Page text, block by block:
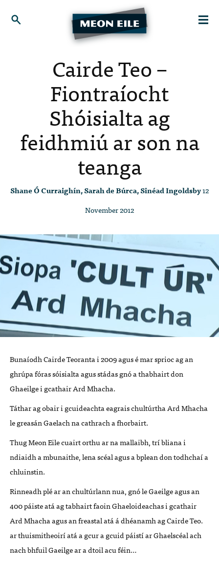
Cairde Teo –
Fiontraíocht
Shóisialta ag
feidhmiú ar son na
teanga
Shane Ó Curraighín, Sarah de Búrca, Sinéad Ingoldsby12
November 2012
Bunaíodh Cairde Teoranta i 2009 agus é mar sprioc ag an
ghrúpa fóras sóisialta agus stádas gnó a thabhairt don
Ghaeilge i gcathair Ard Mhacha.
Táthar ag obair i gcuideachta eagrais chultúrtha Ard Mhacha
le greasán Gaelach na cathrach a fhorbairt.
Thug Meon Eile cuairt orthu ar na mallaibh, trí bliana i
ndiaidh a mbunaithe, lena scéal agus a bplean don todhchaí a
chluinstin.
Rinneadh plé ar an chultúrlann nua, gnó le Gaeilge agus an
400 páiste atá ag tabhairt faoin Ghaeloideachas i gcathair
Ard Mhacha agus an freastal atá á dhéanamh ag Cairde Teo.
ar thuismitheoirí atá a gcur a gcuid páistí ar Ghaelscéal ach
nach bhfuil Gaeilge ar a dtoil acu féin…